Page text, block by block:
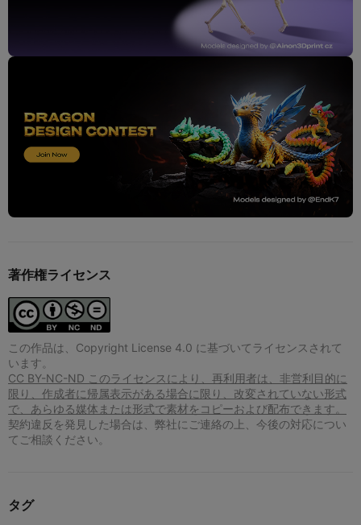
著作権ライセンス
この作品は、Copyright License 4.0 に基づいてライセンスされて
います。
CC BY-NC-ND このライセンスにより、再利用者は、非営利目的に
限り、作成者に帰属表示がある場合に限り、改変されていない形式
で、あらゆる媒体または形式で素材をコピーおよび配布できます。
契約違反を発見した場合は、弊社にご連絡の上、今後の対応につい
てご相談ください。
タグ